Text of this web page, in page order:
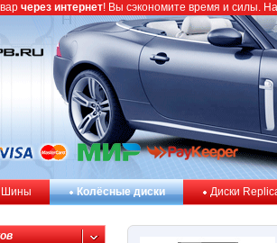
Шины Колёсные диски Диски
через интернет! Вы сэкономите время и силы.